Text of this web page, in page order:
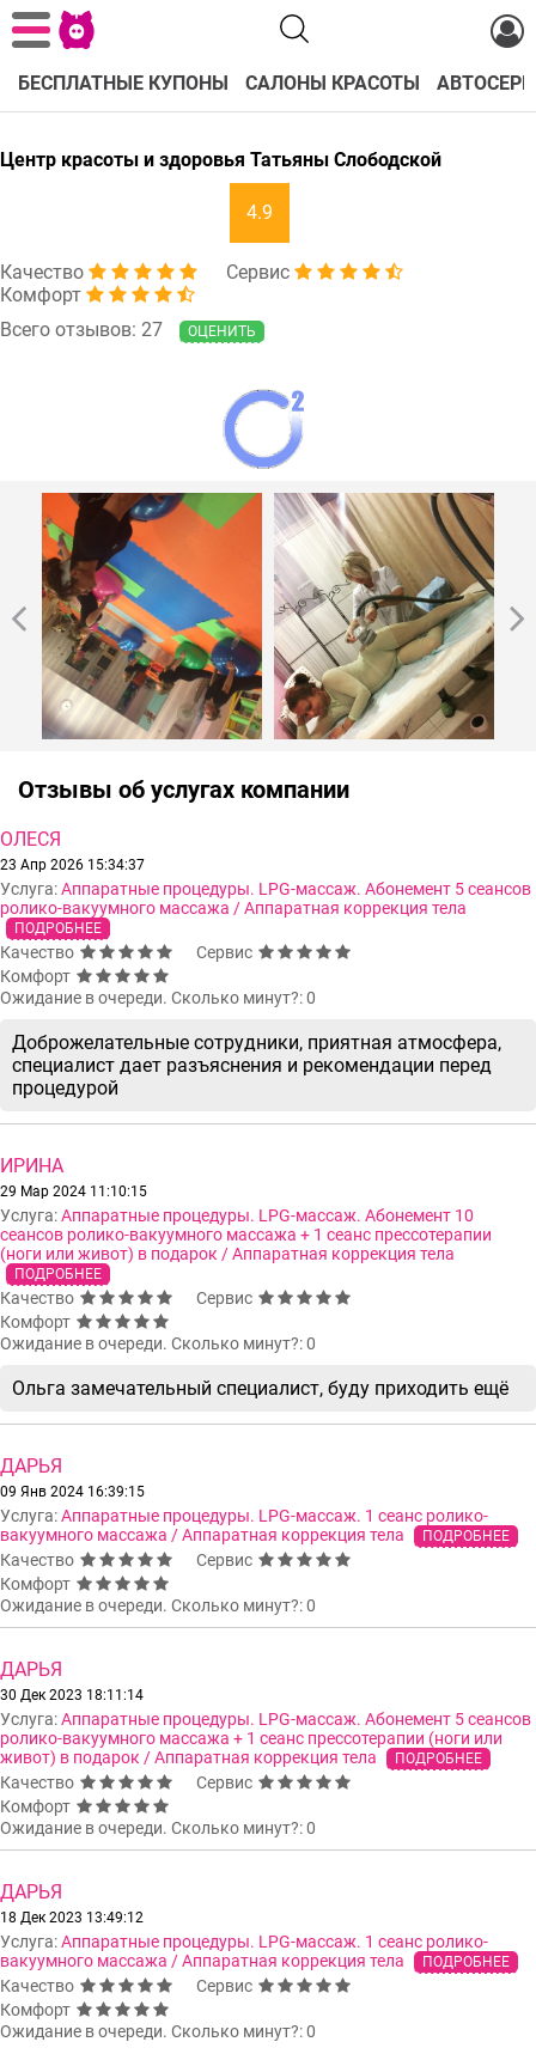
БЕСПЛАТНЫЕ КУПОНЫ САЛОНЫ КРАСОТЫ
Центр красоты и здоровья Татьяны Слободской
4.9
Качество
Сервис
Комфорт
Всего отзывов: 27
ОЦЕНИТЬ
Отзывы об услугах компании
ОЛЕСЯ
23 Апр 2026 15:34:37
Услуга:Аппаратные процедуры. LPG-массаж. Абонемент 5 сеансов
ролико-вакуумного массажа / Аппаратная коррекция тела
ПОДРОБНЕЕ
Качество
Сервис
Комфорт
Ожидание в очереди. Сколько минут?: 0
Доброжелательные сотрудники, приятная атмосфера,
специалист дает разъяснения и рекомендации перед
процедурой
ИРИНА
29 Мар 2024 11:10:15
Услуга:Аппаратные процедуры. LPG-массаж. Абонемент 10
сеансов ролико-вакуумного массажа + 1 сеанс прессотерапии
(ноги или живот) в подарок / Аппаратная коррекция тела
ПОДРОБНЕЕ
Качество
Сервис
Комфорт
Ожидание в очереди. Сколько минут?: 0
Ольга замечательный специалист, буду приходить ещё
ДАРЬЯ
09 Янв 2024 16:39:15
Услуга:Аппаратные процедуры. LPG-массаж. 1 сеанс ролико-
вакуумного массажа / Аппаратная коррекция тела
ПОДРОБНЕЕ
Качество
Сервис
Комфорт
Ожидание в очереди. Сколько минут?: 0
ДАРЬЯ
30 Дек 2023 18:11:14
Услуга:Аппаратные процедуры. LPG-массаж. Абонемент 5 сеансов
ролико-вакуумного массажа + 1 сеанс прессотерапии (ноги или
живот) в подарок / Аппаратная коррекция тела
ПОДРОБНЕЕ
Качество
Сервис
Комфорт
Ожидание в очереди. Сколько минут?: 0
ДАРЬЯ
18 Дек 2023 13:49:12
Услуга:Аппаратные процедуры. LPG-массаж. 1 сеанс ролико-
вакуумного массажа / Аппаратная коррекция тела
ПОДРОБНЕЕ
Качество
Сервис
Комфорт
Ожидание в очереди. Сколько минут?: 0